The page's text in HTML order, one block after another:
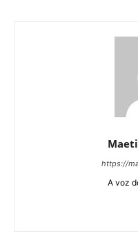
https://
A voz